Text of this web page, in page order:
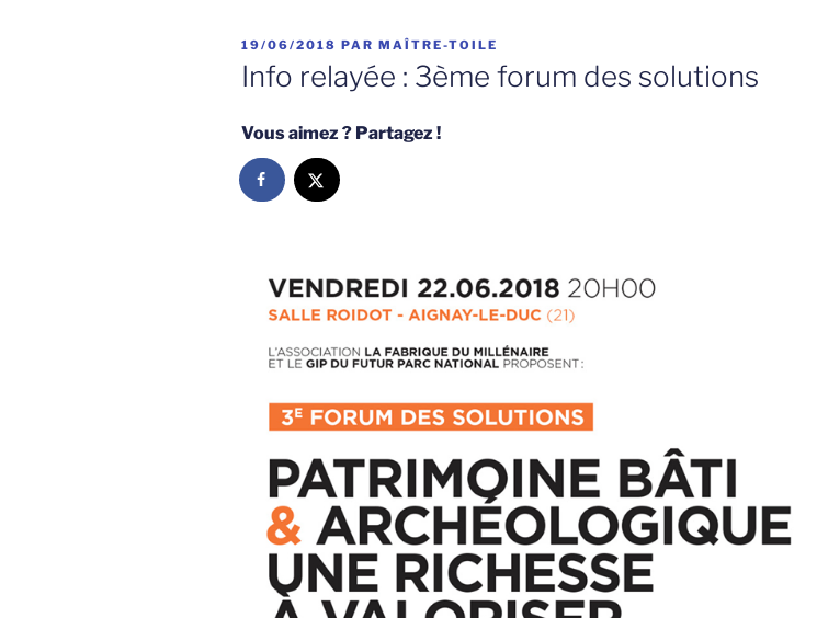
PUBLIÉ
LE
19/06/2018 PAR MAÎTRE-TOILE
Info relayée : 3ème forum des solutions
Vous aimez ? Partagez !